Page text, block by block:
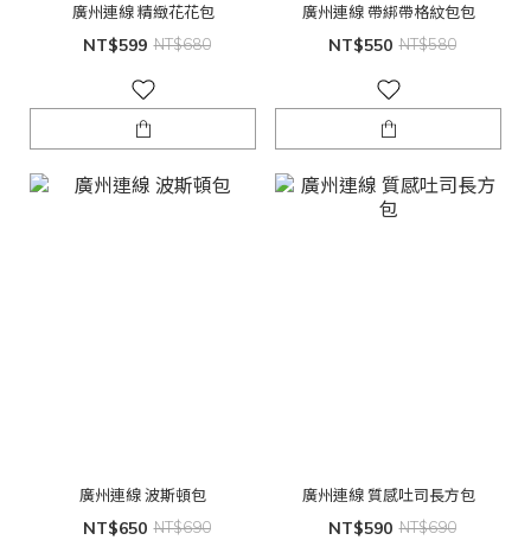
廣州連線 精緻花花包
NT$599 NT$680
廣州連線 帶綁帶格紋包包
NT$550 NT$580
廣州連線 波斯頓包
NT$650 NT$690
廣州連線 質感吐司長方包
NT$590 NT$690